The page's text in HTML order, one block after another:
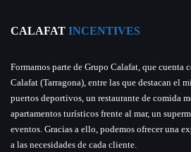
CALAFAT INCENTIVES
Formamos parte de Grupo Calafat, que cuenta
Calafat (Tarragona), entre las que destacan el
puertos deportivos, un restaurante de comida
apartamentos turísticos frente al mar, un
eventos. Gracias a ello, podemos ofrecer una
a las necesidades de cada cliente.